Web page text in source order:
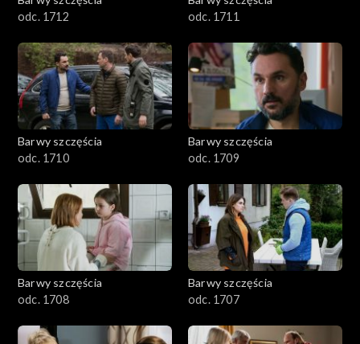
odc. 1712
odc. 1711
Barwy szczęścia
odc. 1710
Barwy szczęścia
odc. 1709
Barwy szczęścia
odc. 1708
Barwy szczęścia
odc. 1707